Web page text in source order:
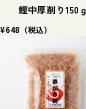
鰹中厚削り150ｇ
¥648 （税込）